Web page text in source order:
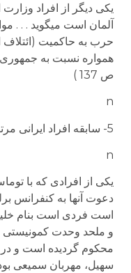
یکی دیگر از افراد
آلمان است می­گوید . . .
حرب به حاکمیت
ص 137 )
n
5- سابقه افراد ایرانی مرتبط با بنیاد هانریش بل و حزب سبزها.
n
یکی از افرادی که با
دعوت آنها به کنفرانس
است فردی است بنام
و ملحد وحدت کمونیستی
محکوم گردیده است و در